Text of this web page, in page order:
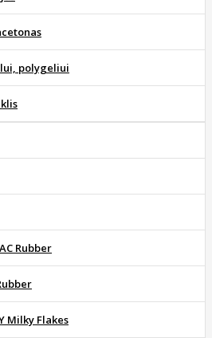
polygeliui
Rubber
Milky Flakes